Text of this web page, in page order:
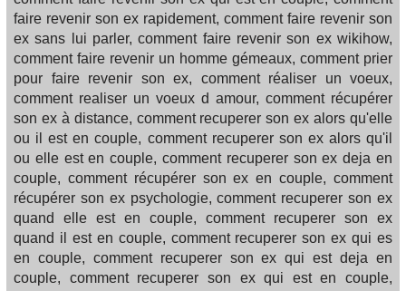
faire revenir son ex rapidement, comment faire revenir son
ex sans lui parler, comment faire revenir son ex wikihow,
comment faire revenir un homme gémeaux, comment prier
pour faire revenir son ex, comment réaliser un voeux,
comment realiser un voeux d amour, comment récupérer
son ex à distance, comment recuperer son ex alors qu'elle
ou il est en couple, comment recuperer son ex alors qu'il
ou elle est en couple, comment recuperer son ex deja en
couple, comment récupérer son ex en couple, comment
récupérer son ex psychologie, comment recuperer son ex
quand elle est en couple, comment recuperer son ex
quand il est en couple, comment recuperer son ex qui es
en couple, comment recuperer son ex qui est deja en
couple, comment recuperer son ex qui est en couple,